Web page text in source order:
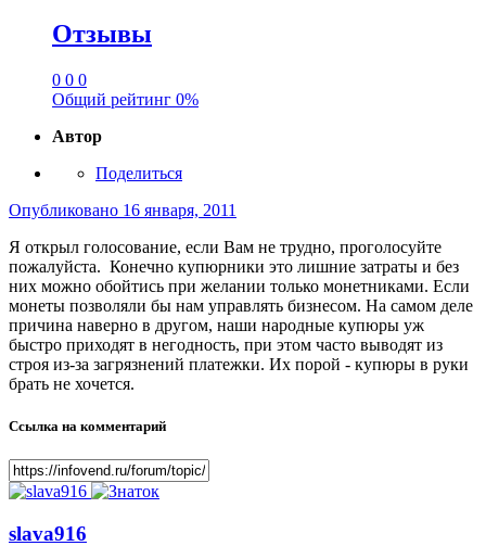
Отзывы
0 0 0
Общий рейтинг 0%
Автор
Поделиться
Опубликовано 16 января, 2011
Я открыл голосование, если Вам не трудно, проголосуйте
пожалуйста. Конечно купюрники это лишние затраты и без
них можно обойтись при желании только монетниками. Если
монеты позволяли бы нам управлять бизнесом. На самом деле
причина наверно в другом, наши народные купюры уж
быстро приходят в негодность, при этом часто выводят из
строя из-за загрязнений платежки. Их порой - купюры в руки
брать не хочется.
Ссылка на комментарий
slava916